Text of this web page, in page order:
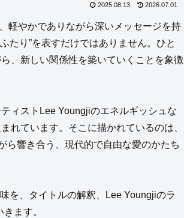
2025.08.13 2026.07.01
軽やかでありながら深いメッセージを持
たり”を表すだけではありません。ひと
、新しい関係性を築いていくことを象徴
ィストLee Youngjiのエネルギッシュな
れています。そこに描かれているのは、
ら響き合う、現代的で自由な愛のかたち
を、タイトルの解釈、Lee Youngjiのラ
ます。